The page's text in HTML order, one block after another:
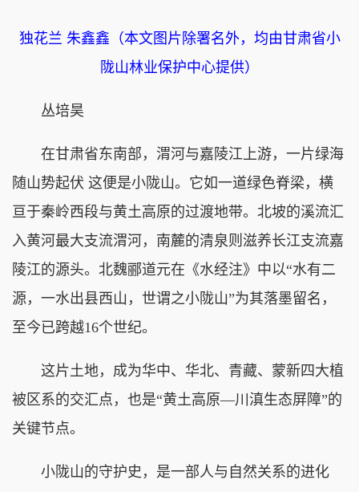
独花兰 朱鑫鑫（本文图片除署名外，均由甘肃省小
陇山林业保护中心提供）
丛培昊
在甘肃省东南部，渭河与嘉陵江上游，一片绿海
随山势起伏 这便是小陇山。它如一道绿色脊梁，横
亘于秦岭西段与黄土高原的过渡地带。北坡的溪流汇
入黄河最大支流渭河，南麓的清泉则滋养长江支流嘉
陵江的源头。北魏郦道元在《水经注》中以“水有二
源，一水出县西山，世谓之小陇山”为其落墨留名，
至今已跨越16个世纪。
这片土地，成为华中、华北、青藏、蒙新四大植
被区系的交汇点，也是“黄土高原—川滇生态屏障”的
关键节点。
小陇山的守护史，是一部人与自然关系的进化